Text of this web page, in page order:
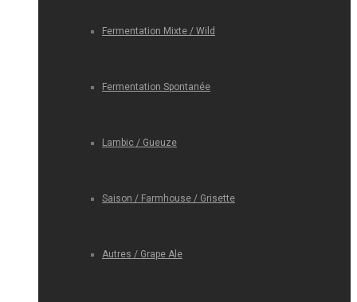
Fermentation Mixte / Wild
Fermentation Spontanée
Lambic / Gueuze
Saison / Farmhouse / Grisette
Autres / Grape Ale